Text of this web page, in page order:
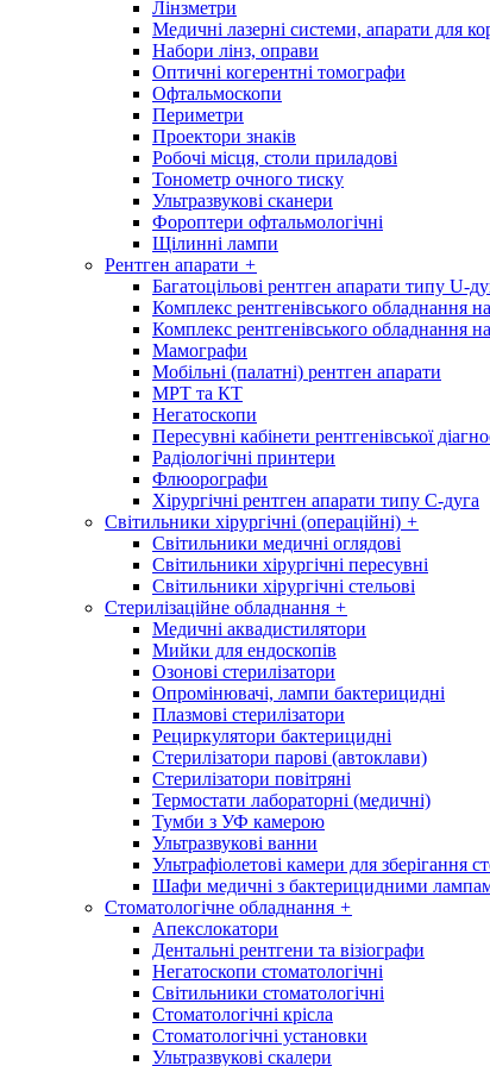
Лінзметри
Медичні лазерні системи, апарати для
Набори лінз, оправи
Оптичні когерентні томографи
Офтальмоскопи
Периметри
Проектори знаків
Робочі місця, столи приладові
Тонометр очного тиску
Ультразвукові сканери
Фороптери офтальмологічні
Щілинні лампи
Рентген апарати +
Багатоцільові рентген апарати типу U-
Комплекс рентгенівського обладнання
Комплекс рентгенівського обладнання
Мамографи
Мобільні (палатні) рентген апарати
МРТ та КТ
Негатоскопи
Пересувні кабінети рентгенівської
Радіологічні принтери
Флюорографи
Хірургічні рентген апарати типу С-дуга
Світильники хірургічні (операційні) +
Світильники медичні оглядові
Світильники хірургічні пересувні
Світильники хірургічні стельові
Стерилізаційне обладнання +
Медичні аквадистилятори
Мийки для ендоскопів
Озонові стерилізатори
Опромінювачі, лампи бактерицидні
Плазмові стерилізатори
Рециркулятори бактерицидні
Стерилізатори парові (автоклави)
Стерилізатори повітряні
Термостати лабораторні (медичні)
Тумби з УФ камерою
Ультразвукові ванни
Ультрафіолетові камери для зберігання
Шафи медичні з бактерицидними
Стоматологічне обладнання +
Апекслокатори
Дентальні рентгени та візіографи
Негатоскопи стоматологічні
Світильники стоматологічні
Стоматологічні крісла
Стоматологічні установки
Ультразвукові скалери